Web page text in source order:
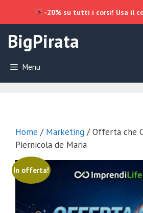
contenuto
BigPirata
Menu
Home / Marketing / Offerta che
Piernicola de Maria
In offerta!
-20% su tutti i corsi! Usa il